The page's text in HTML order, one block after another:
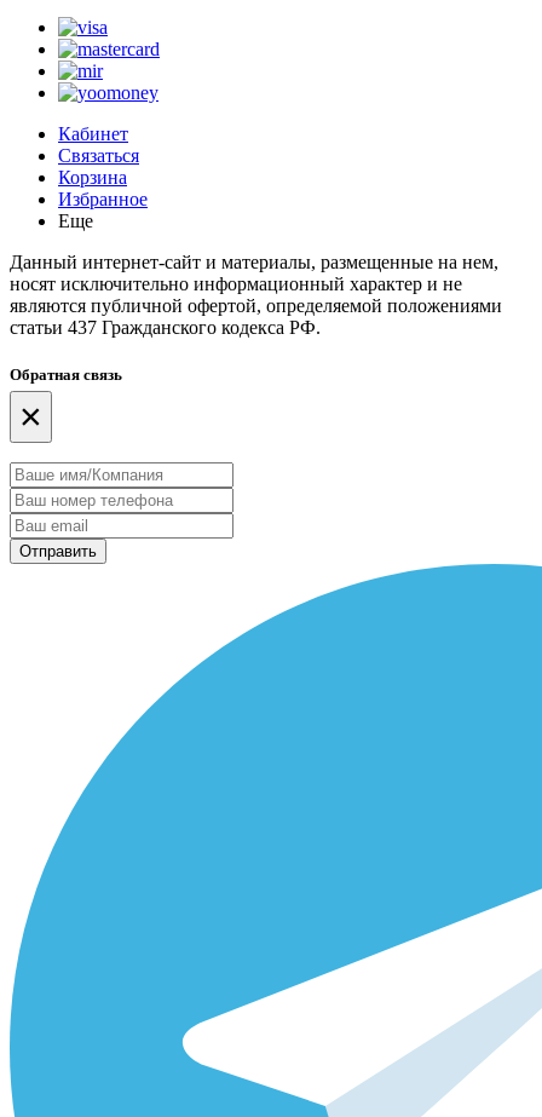
Кабинет
Связаться
Корзина
Избранное
Еще
Данный интернет-сайт и материалы, размещенные на нем,
носят исключительно информационный характер и не
являются публичной офертой, определяемой положениями
статьи 437 Гражданского кодекса РФ.
Обратная связь
×
Отправить